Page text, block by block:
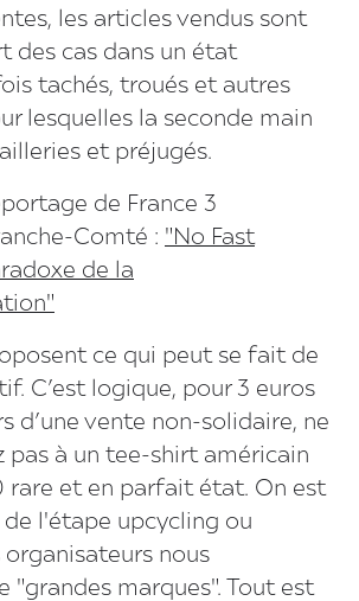
les articles vendus sont
des cas dans un état
tachés, troués et autres
lesquelles la seconde main
et préjugés.
de France 3
Comté : "No Fast
de la
ce qui peut se fait de
C’est logique, pour 3 euros
d’une vente non-solidaire, ne
pas à un tee-shirt américain
rare et en parfait état. On est
l'étape upcycling ou
organisateurs nous
"grandes marques". Tout est